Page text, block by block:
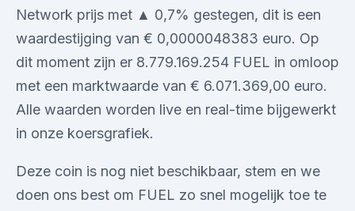
Network prijs met ▲ 0,7% gestegen, dit is een
waardestijging van € 0,0000048383 euro. Op
dit moment zijn er 8.779.169.254 FUEL in omloop
met een marktwaarde van € 6.071.369,00 euro.
Alle waarden worden live en real-time bijgewerkt
in onze koersgrafiek.
Deze coin is nog niet beschikbaar, stem en we
doen ons best om FUEL zo snel mogelijk toe te